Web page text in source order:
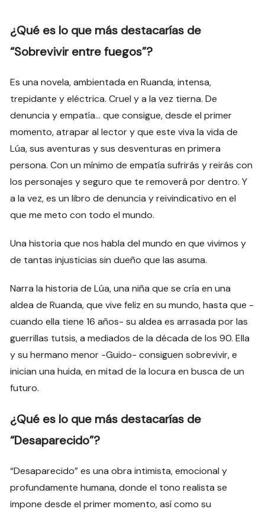
¿Qué es lo que más destacarías de
“Sobrevivir entre fuegos”?
Es una novela, ambientada en Ruanda, intensa,
trepidante y eléctrica. Cruel y a la vez tierna. De
denuncia y empatía… que consigue, desde el primer
momento, atrapar al lector y que este viva la vida de
Lúa, sus aventuras y sus desventuras en primera
persona. Con un mínimo de empatía sufrirás y reirás con
los personajes y seguro que te removerá por dentro. Y
a la vez, es un libro de denuncia y reivindicativo en el
que me meto con todo el mundo.
Una historia que nos habla del mundo en que vivimos y
de tantas injusticias sin dueño que las asuma.
Narra la historia de Lúa, una niña que se cría en una
aldea de Ruanda, que vive feliz en su mundo, hasta que -
cuando ella tiene 16 años- su aldea es arrasada por las
guerrillas tutsis, a mediados de la década de los 90. Ella
y su hermano menor -Guido- consiguen sobrevivir, e
inician una huida, en mitad de la locura en busca de un
futuro.
¿Qué es lo que más destacarías de
“Desaparecido”?
“Desaparecido” es una obra intimista, emocional y
profundamente humana, donde el tono realista se
impone desde el primer momento, así como su